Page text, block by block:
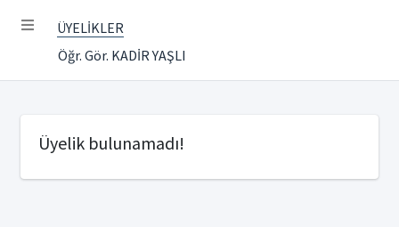
ÜYELİKLER
Öğr. Gör. KADİR YAŞLI
Üyelik bulunamadı!